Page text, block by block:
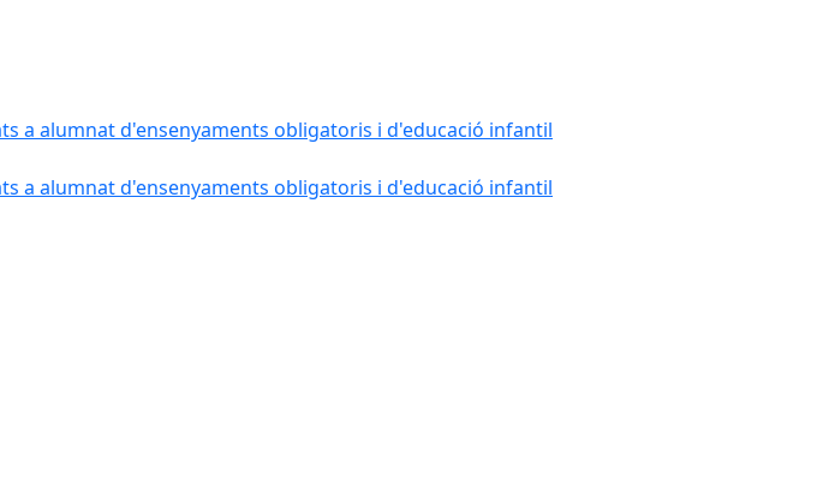
a alumnat d'ensenyaments obligatoris i d'educació infantil
a alumnat d'ensenyaments obligatoris i d'educació infantil